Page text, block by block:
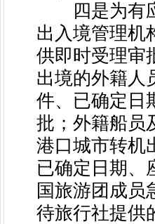
四是为有应
出入境管理机
供即时受理审
出境的外籍人
件、已确定日
批；外籍船员
港口城市转机
已确定日期、
国旅游团成员
待旅行社提供